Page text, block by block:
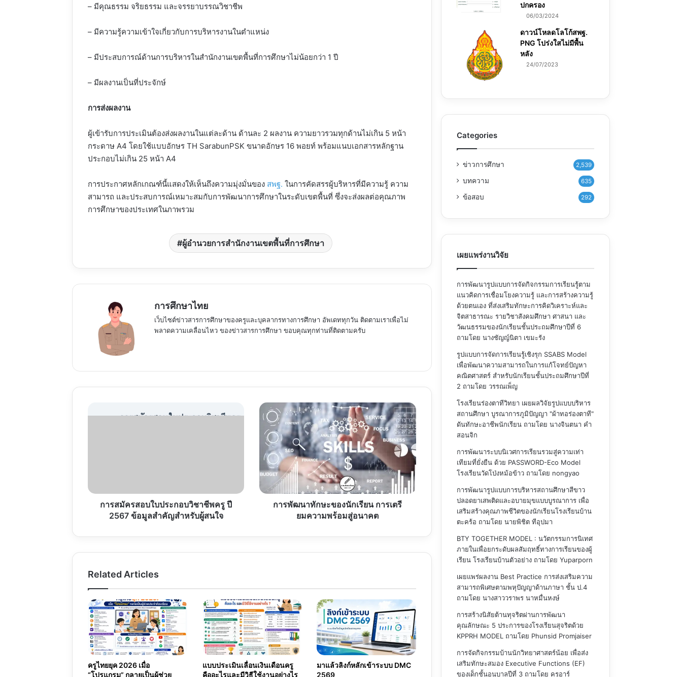
– มีคุณธรรม จริยธรรม และจรรยาบรรณวิชาชีพ
– มีความรู้ความเข้าใจเกี่ยวกับการบริหารงานในตำแหน่ง
– มีประสบการณ์ด้านการบริหารในสำนักงานเขตพื้นที่การศึกษาไม่น้อยกว่า 1 ปี
– มีผลงานเป็นที่ประจักษ์
การส่งผลงาน
ผู้เข้ารับการประเมินต้องส่งผลงานในแต่ละด้าน ด้านละ 2 ผลงาน ความยาวรวมทุกด้านไม่เกิน 5 หน้า
กระดาษ A4 โดยใช้แบบอักษร TH SarabunPSK ขนาดอักษร 16 พอยท์ พร้อมแนบเอกสารหลักฐาน
ประกอบไม่เกิน 25 หน้า A4
การประกาศหลักเกณฑ์นี้แสดงให้เห็นถึงความมุ่งมั่นของ สพฐ. ในการคัดสรรผู้บริหารที่มีความรู้ ความ
สามารถ และประสบการณ์เหมาะสมกับการพัฒนาการศึกษาในระดับเขตพื้นที่ ซึ่งจะส่งผลต่อคุณภาพ
การศึกษาของประเทศในภาพรวม
ผู้อำนวยการสำนักงานเขตพื้นที่การศึกษา
การศึกษาไทย
เว็บไซต์ข่าวสารการศึกษาของครูและบุคลากรทางการศึกษา อัพเดททุกวัน ติดตามเราเพื่อไม่
พลาดความเคลื่อนไหว ของข่าวสารการศึกษา ขอบคุณทุกท่านที่ติดตามครับ
สมัคร
2567
ข้อมูล
ผู้
การสมัครสอบใบประกอบวิชาชีพครู ปี
2567 ข้อมูลสำคัญสำหรับผู้สนใจ
การ
พัฒนา
ทักษะ
ของ
นักเรียน
การเต
รี
ความ
พร้อมการพัฒนาทักษะของนักเรียน การเตรี
ยมความพร้อมสู่อนาคต
Related Articles
ครูไทยยุค 2026 เมื่อ
“โปรแกรม” กลายเป็นผู้ช่วย
แบบประเมินเลื่อนเงินเดือนครู
คืออะไรและมีวิธีใช้งานอย่างไร
มาแล้วลิงก์หลักเข้าระบบ DMC
2569
ปกครอง
06/03/2024
ดาวน์โหลดโลโก้สพฐ.
PNG โปร่งใสไม่มีพื้น
หลัง
24/07/2023
Categories
ข่าวการศึกษา 2,539
บทความ 635
ข้อสอบ 292
เผยแพร่งานวิจัย
การพัฒนารูปแบบการจัดกิจกรรมการเรียนรู้ตาม
แนวคิดการเชื่อมโยงความรู้ และการสร้างความรู้
ด้วยตนเอง ที่ส่งเสริมทักษะการคิดวิเคราะห์และ
จิตสาธารณะ รายวิชาสังคมศึกษา ศาสนา และ
วัฒนธรรมของนักเรียนชั้นประถมศึกษาปีที่ 6
ถามโดย นางชัญญ์นิตา เขมะรัง
รูปแบบการจัดการเรียนรู้เชิงรุก SSABS Model
เพื่อพัฒนาความสามารถในการแก้โจทย์ปัญหา
คณิตศาสตร์ สำหรับนักเรียนชั้นประถมศึกษาปีที่
2 ถามโดย วรรณเพ็ญ
โรงเรียนร่องตาทีวิทยา เผยผลวิจัยรูปแบบบริหาร
สถานศึกษา บูรณาการภูมิปัญญา "ผ้าทอร่องตาที"
ดันทักษะอาชีพนักเรียนถามโดย นางจินตนา คำ
สอนจิก
การพัฒนาระบบนิเวศการเรียนรวมสู่ความเท่า
เทียมที่ยั่งยืน ด้วย PASSWORD-Eco Model
โรงเรียนวัดโป่งหม้อข้าวถามโดย nongyao
การพัฒนารูปแบบการบริหารสถานศึกษาสีขาว
ปลอดยาเสพติดและอบายมุขแบบบูรณาการ เพื่อ
เสริมสร้างคุณภาพชีวิตของนักเรียนโรงเรียนบ้าน
ตะคร้อ ถามโดย นายพิชิต ทีอุปมา
BTY TOGETHER MODEL : นวัตกรรมการนิเทศ
ภายในเพื่อยกระดับผลสัมฤทธิ์ทางการเรียนของผู้
เรียน โรงเรียนบ้านตัวอย่างถามโดย Yuparporn
เผยแพร่ผลงาน Best Practice การส่งเสริมความ
สามารถพิเศษตามพหุปัญญาด้านภาษา ชั้น ป.4
ถามโดย นางสาววราพร นาหมื่นหงษ์
การสร้างนิสัยต้านทุจริตผ่านการพัฒนา
คุณลักษณะ 5 ประการของโรงเรียนสุจริตด้วย
KPPRH MODELถามโดย Phunsid Promjaiser
การจัดกิจกรรมบ้านนักวิทยาศาสตร์น้อย เพื่อส่ง
เสริมทักษะสมอง Executive Functions (EF)
ของเด็กชั้นอนุบาลปีที่ 3ถามโดย ครูอาร์